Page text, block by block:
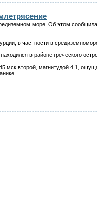
море. Об этом
в частности в
в районе греческого
второй, магнитудой 4,1,